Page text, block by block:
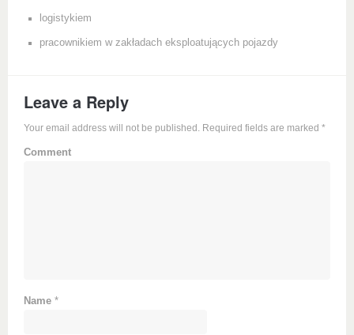
logistykiem
pracownikiem w zakładach eksploatujących pojazdy
Leave a Reply
Your email address will not be published. Required fields are marked *
Comment
Name *